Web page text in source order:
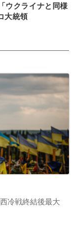
ウクライナと同様
大統領
冷戦終結後最大